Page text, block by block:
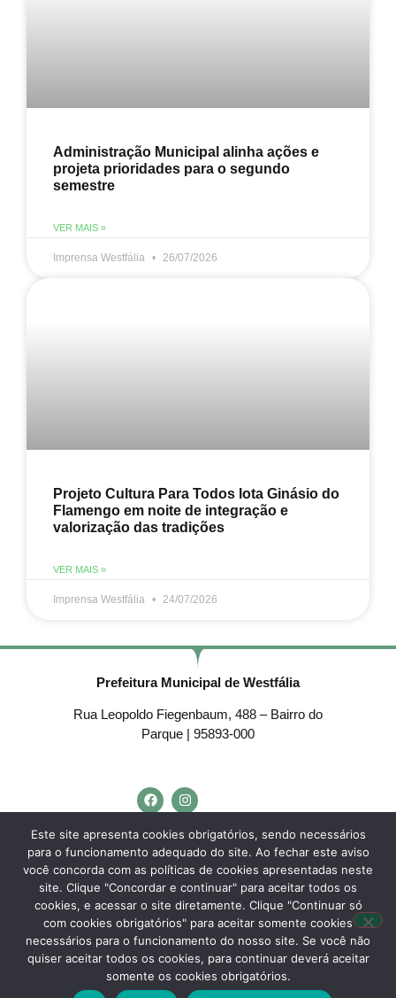
Administração Municipal alinha ações e
projeta prioridades para o segundo
semestre
VER MAIS »
Imprensa Westfália 26/07/2026
Projeto Cultura Para Todos lota Ginásio do
Flamengo em noite de integração e
valorização das tradições
VER MAIS »
Imprensa Westfália 24/07/2026
Prefeitura Municipal de Westfália
Rua Leopoldo Fiegenbaum, 488 – Bairro do
Parque | 95893-000
E-mail:westfalia@westfalia.rs.gov.br
Horário de Atendimento:
Segunda a sexta-feira:
Das 7h30 às 11h30 13h às 17h.
Desenvolvido porAgência do Vale – Município de Westfália – RS – Todos os
Este site apresenta cookies obrigatórios, sendo necessários
para o funcionamento adequado do site. Ao fechar este aviso
você concorda com as políticas de cookies apresentadas neste
site. Clique "Concordar e continuar" para aceitar todos os
cookies, e acessar o site diretamente. Clique "Continuar só
com cookies obrigatórios" para aceitar somente cookies
necessários para o funcionamento do nosso site. Se você não
quiser aceitar todos os cookies, para continuar deverá aceitar
somente os cookies obrigatórios.